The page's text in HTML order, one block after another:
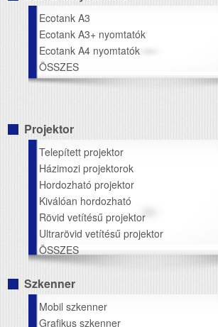
Ecotank A3
Ecotank A3+ nyomtatók
Ecotank A4 nyomtatók
ÖSSZES
Projektor
Telepített projektor
Házimozi projektorok
Hordozható projektor
Kiválóan hordozható
Rövid vetítésű projektor
Ultrarövid vetítésű projektor
ÖSSZES
Szkenner
Mobil szkenner
Grafikus szkenner